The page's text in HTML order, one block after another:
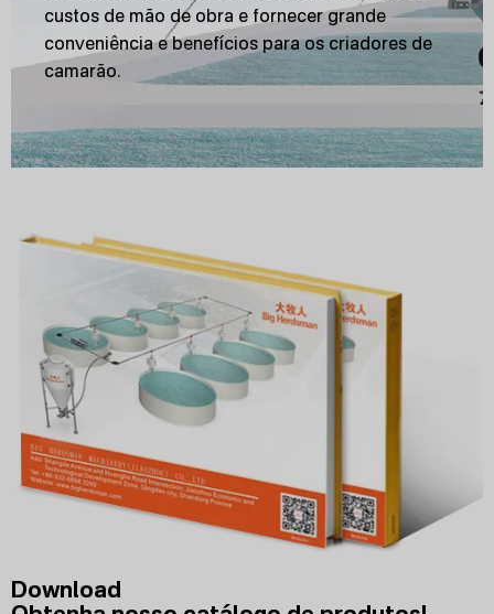
custos de mão de obra e fornecer grande
conveniência e benefícios para os criadores de
camarão.
Download